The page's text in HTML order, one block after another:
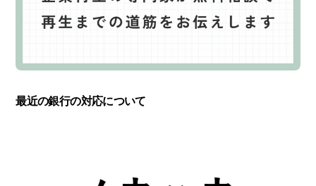
最近の銀行の対応について